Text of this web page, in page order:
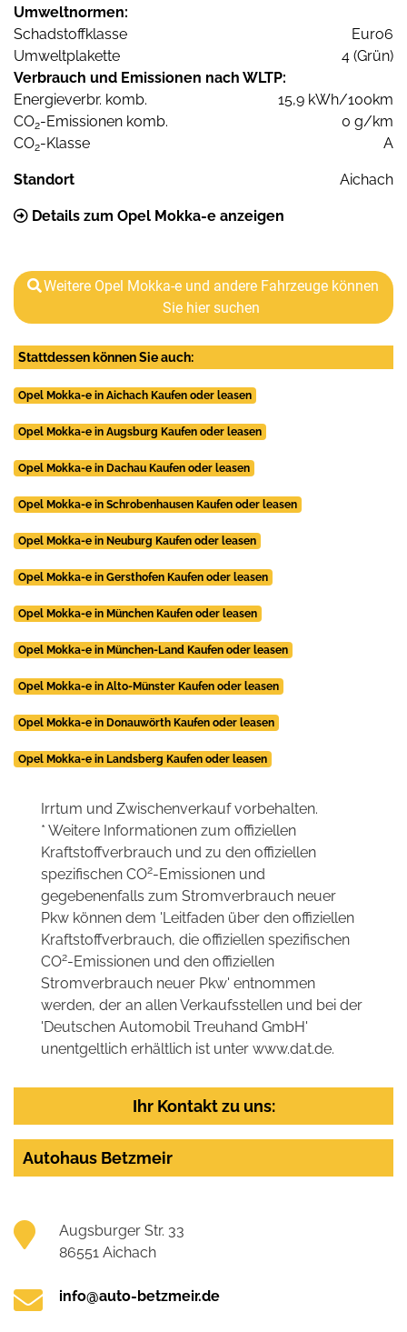
Umweltnormen:
Schadstoffklasse
Euro6
Umweltplakette
4 (Grün)
Verbrauch und Emissionen nach WLTP:
Energieverbr. komb.
15,9 kWh/100km
CO2-Emissionen komb.
0 g/km
CO2-Klasse A
Standort Aichach
Details zum Opel Mokka-e anzeigen
Weitere Opel Mokka-e und andere Fahrzeuge können
Sie hier suchen
Stattdessen können Sie auch:
Opel Mokka-e in Aichach Kaufen oder leasen
Opel Mokka-e in Augsburg Kaufen oder leasen
Opel Mokka-e in Dachau Kaufen oder leasen
Opel Mokka-e in Schrobenhausen Kaufen oder leasen
Opel Mokka-e in Neuburg Kaufen oder leasen
Opel Mokka-e in Gersthofen Kaufen oder leasen
Opel Mokka-e in München Kaufen oder leasen
Opel Mokka-e in München-Land Kaufen oder leasen
Opel Mokka-e in Alto-Münster Kaufen oder leasen
Opel Mokka-e in Donauwörth Kaufen oder leasen
Opel Mokka-e in Landsberg Kaufen oder leasen
Irrtum und Zwischenverkauf vorbehalten.
* Weitere Informationen zum offiziellen
Kraftstoffverbrauch und zu den offiziellen
spezifischen CO2-Emissionen und
gegebenenfalls zum Stromverbrauch neuer
Pkw können dem 'Leitfaden über den offiziellen
Kraftstoffverbrauch, die offiziellen spezifischen
CO2-Emissionen und den offiziellen
Stromverbrauch neuer Pkw' entnommen
werden, der an allen Verkaufsstellen und bei der
'Deutschen Automobil Treuhand GmbH'
unentgeltlich erhältlich ist unter www.dat.de.
Ihr Kontakt zu uns:
Autohaus Betzmeir
Augsburger Str. 33
86551 Aichach
info@auto-betzmeir.de